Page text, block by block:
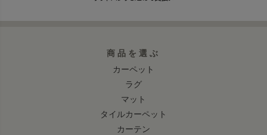
商品を選ぶ
カーペット
ラグ
マット
タイルカーペット
カーテン